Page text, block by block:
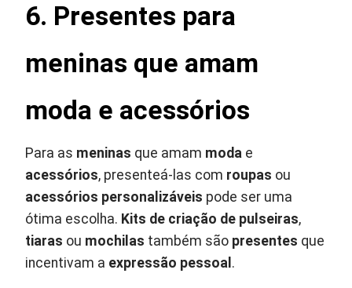
6. Presentes para
meninas que amam
moda e acessórios
Para as meninas que amam moda e
acessórios, presenteá-las com roupas ou
acessórios personalizáveis pode ser uma
ótima escolha. Kits de criação de pulseiras,
tiaras ou mochilas também são presentes que
incentivam a expressão pessoal .